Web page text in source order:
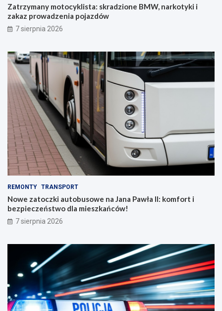
Zatrzymany motocyklista: skradzione BMW, narkotyki i
zakaz prowadzenia pojazdów
7 sierpnia 2026
REMONTY TRANSPORT
Nowe zatoczki autobusowe na Jana Pawła II: komfort i
bezpieczeństwo dla mieszkańców!
7 sierpnia 2026